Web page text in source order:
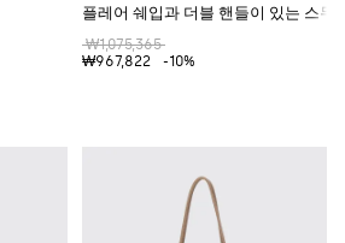
플레어 쉐입과 더블 핸들이 있는 스무
₩1,075,365
₩967,822
-10%